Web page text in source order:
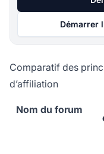
Démarrer
Comparatif des
d’affiliation
Nom du forum